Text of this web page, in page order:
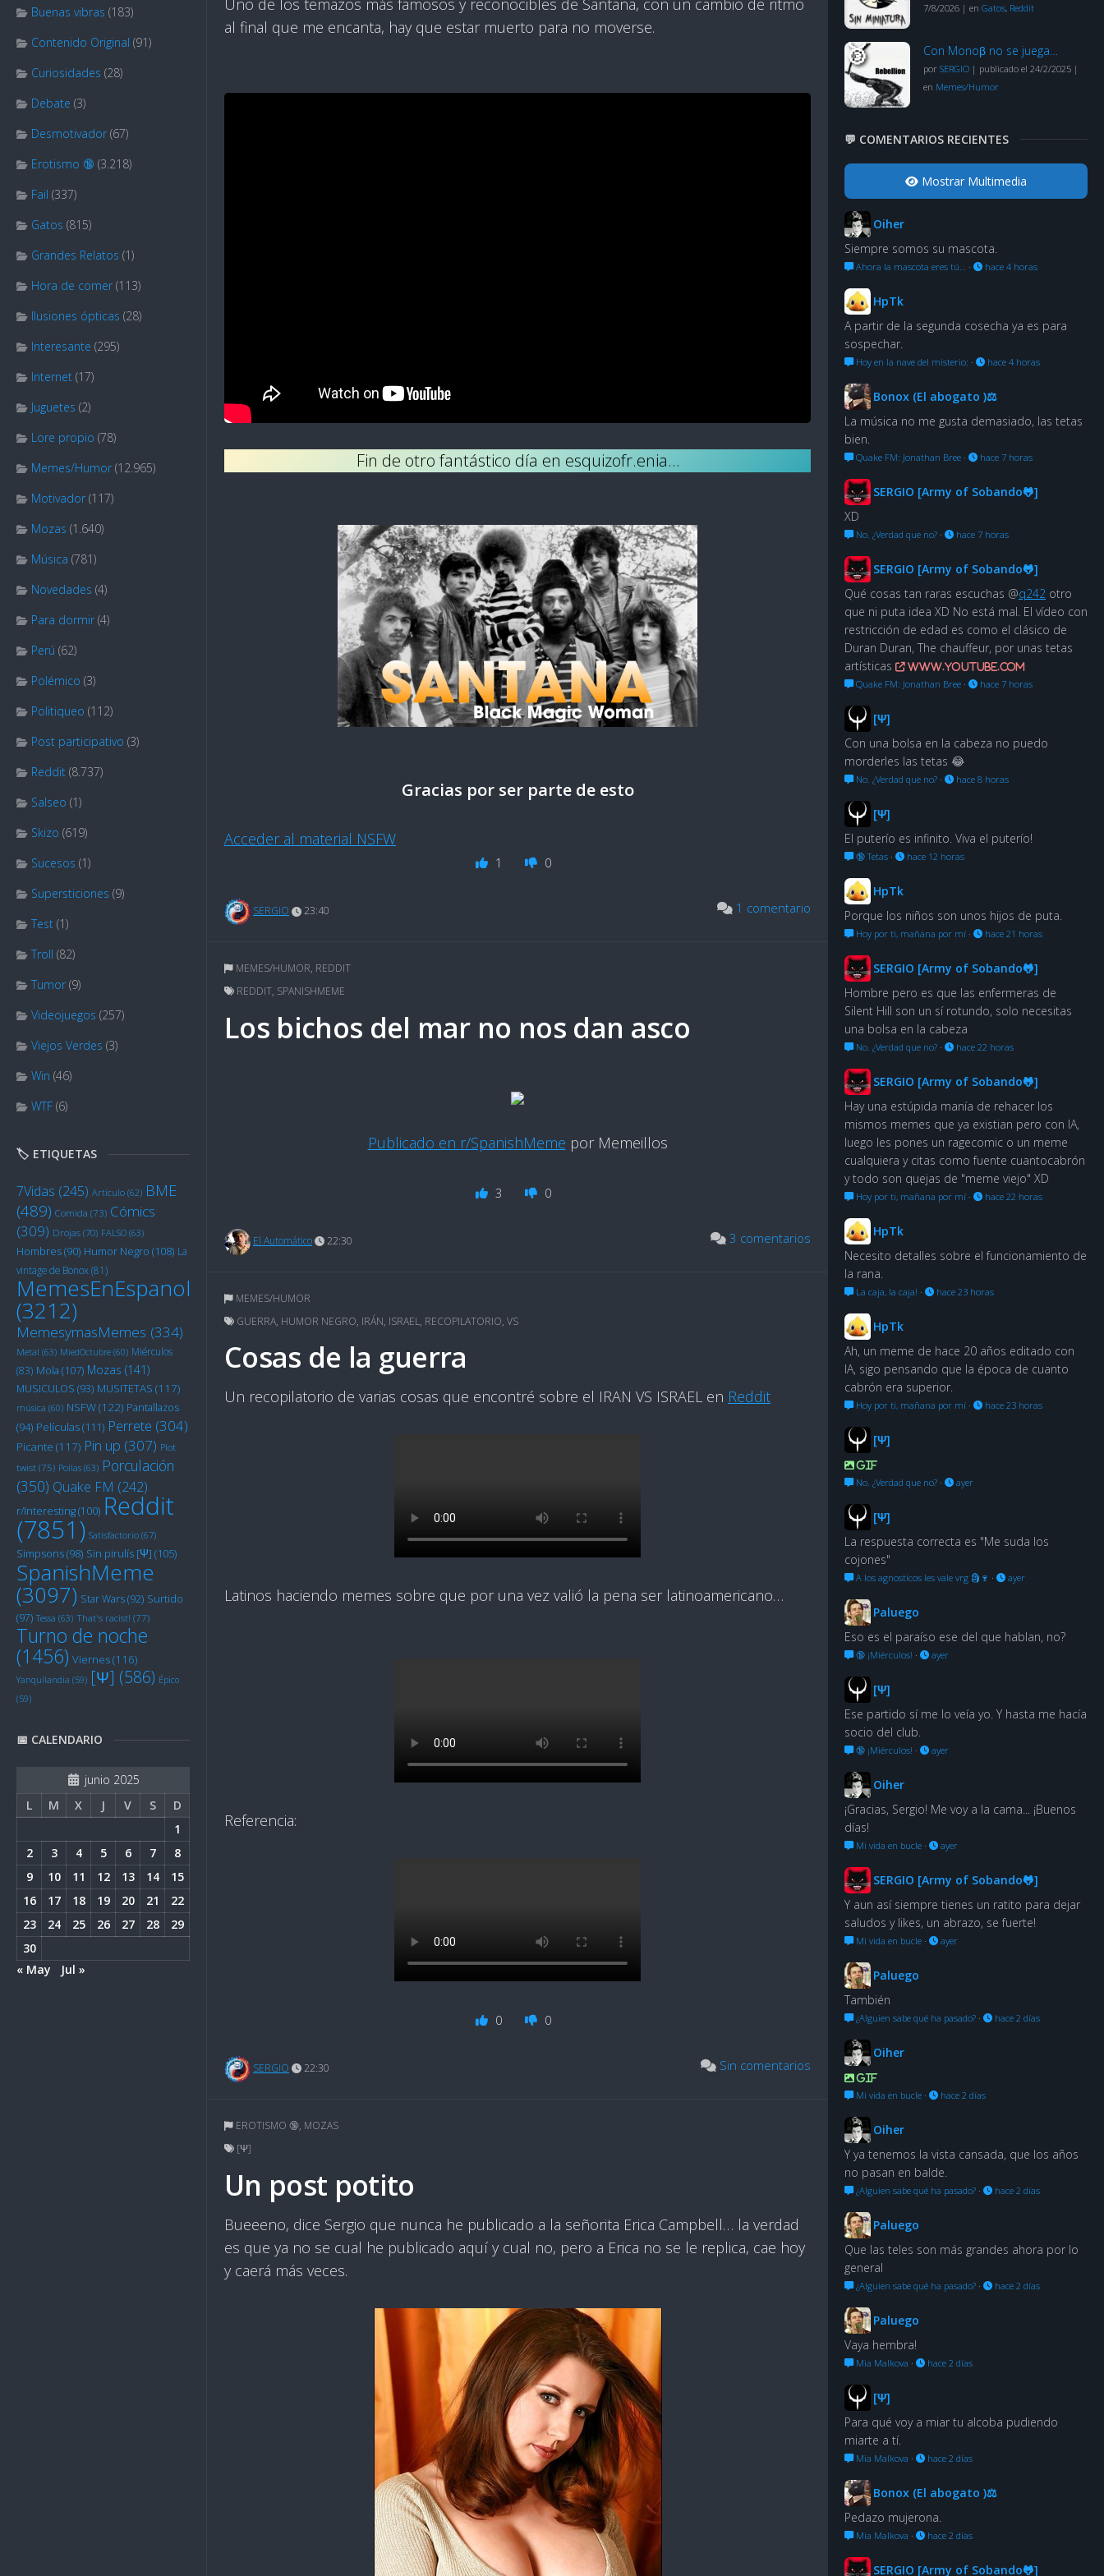
Buenas vibras (183)
Contenido Original (91)
Curiosidades (28)
Debate (3)
Desmotivador (67)
Erotismo 🔞 (3.218)
Fail (337)
Gatos (815)
Grandes Relatos (1)
Hora de comer (113)
Ilusiones ópticas (28)
Interesante (295)
Internet (17)
Juguetes (2)
Lore propio (78)
Memes/Humor (12.965)
Motivador (117)
Mozas (1.640)
Música (781)
Novedades (4)
Para dormir (4)
Perú (62)
Polémico (3)
Politiqueo (112)
Post participativo (3)
Reddit (8.737)
Salseo (1)
Skizo (619)
Sucesos (1)
Supersticiones (9)
Test (1)
Troll (82)
Tumor (9)
Videojuegos (257)
Viejos Verdes (3)
Win (46)
WTF (6)
🏷️ ETIQUETAS
7Vidas (245) Artículo (62) BME
(489) Comida (73) Cómics
(309) Drojas (70) FALSO (63)
Hombres(90) Humor Negro (108) La
vintage de Bonox(81)
MemesEnEspanol
(3212)
MemesymasMemes (334)
Metal (63) MiedOctubre (60) Miérculos
(83) Mola (107) Mozas (141)
MUSICULOS (93) MUSITETAS (117)
música (60) NSFW(122) Pantallazos
(94) Películas(111) Perrete (304)
Picante (117) Pin up (307) Plot
twist (75) Pollas (63) Porculación
(350) Quake FM (242)
r/Interesting(100) Reddit
(7851) Satisfactorio (67)
Simpsons(98) Sin pirulís [Ψ] (105)
SpanishMeme
(3097) Star Wars(92) Surtido
(97) Tessa (63) That's racist! (77)
Turno de noche
(1456) Viernes(116)
Yanquilandia (59) [Ψ] (586) Épico
(59)
📅 CALENDARIO
junio 2025
L
M X J V S
D
1
2
3 4 5 6 7
8
9
10 11 12 13 14
15
16
17 18 19 20 21
22
23
24 25 26 27 28
29
30
« May
Jul »
Uno de los temazos más famosos y reconocibles de Santana, con un cambio de ritmo
al final que me encanta, hay que estar muerto para no moverse.
Fin de otro fantástico día en esquizofr.enia…
Gracias por ser parte de esto
Acceder al material NSFW
1 0
SERGIO 23:40 1 comentario
MEMES/HUMOR, REDDIT
REDDIT, SPANISHMEME
Los bichos del mar no nos dan asco
Publicado en r/SpanishMeme por Memeillos
3 0
El Automático 22:30 3 comentarios
MEMES/HUMOR
GUERRA, HUMOR NEGRO, IRÁN, ISRAEL, RECOPILATORIO, VS
Cosas de la guerra
Un recopilatorio de varias cosas que encontré sobre el IRAN VS ISRAEL en Reddit
Latinos haciendo memes sobre que por una vez valió la pena ser latinoamericano…
Referencia:
0 0
SERGIO 22:30 Sin comentarios
EROTISMO 🔞, MOZAS
[Ψ]
Un post potito
Bueeeno, dice Sergio que nunca he publicado a la señorita Erica Campbell… la verdad
es que ya no se cual he publicado aquí y cual no, pero a Erica no se le replica, cae hoy
y caerá más veces.
7/8/2026 | en Gatos, Reddit
Con Monoβ no se juega…
por SERGIO | publicado el 24/2/2025 |
en Memes/Humor
💬 COMENTARIOS RECIENTES
Mostrar Multimedia
Oiher
Siempre somos su mascota.
Ahora la mascota eres tú… · hace 4 horas
HpTk
A partir de la segunda cosecha ya es para
sospechar.
Hoy en la nave del misterio: · hace 4 horas
Bonox (El abogato )⚖
La música no me gusta demasiado, las tetas
bien.
Quake FM: Jonathan Bree · hace 7 horas
SERGIO [Army of Sobando🐸]
XD
No. ¿Verdad que no? · hace 7 horas
SERGIO [Army of Sobando🐸]
Qué cosas tan raras escuchas @q242 otro
que ni puta idea XD No está mal. El vídeo con
restricción de edad es como el clásico de
Duran Duran, The chauffeur, por unas tetas
artísticas
www.youtube.com
Quake FM: Jonathan Bree · hace 7 horas
[Ψ]
Con una bolsa en la cabeza no puedo
morderles las tetas 😂
No. ¿Verdad que no? · hace 8 horas
[Ψ]
El puterío es infinito. Viva el puterío!
🔞 Tetas · hace 12 horas
HpTk
Porque los niños son unos hijos de puta.
Hoy por ti, mañana por mí · hace 21 horas
SERGIO [Army of Sobando🐸]
Hombre pero es que las enfermeras de
Silent Hill son un sí rotundo, solo necesitas
una bolsa en la cabeza
No. ¿Verdad que no? · hace 22 horas
SERGIO [Army of Sobando🐸]
Hay una estúpida manía de rehacer los
mismos memes que ya existian pero con IA,
luego les pones un ragecomic o un meme
cualquiera y citas como fuente cuantocabrón
y todo son quejas de "meme viejo" XD
Hoy por ti, mañana por mí · hace 22 horas
HpTk
Necesito detalles sobre el funcionamiento de
la rana.
La caja, la caja! · hace 23 horas
HpTk
Ah, un meme de hace 20 años editado con
IA, sigo pensando que la época de cuanto
cabrón era superior.
Hoy por ti, mañana por mí · hace 23 horas
[Ψ]
GIF
No. ¿Verdad que no? · ayer
[Ψ]
La respuesta correcta es "Me suda los
cojones"
A los agnosticos les vale vrg 🗿🍷 · ayer
Paluego
Eso es el paraíso ese del que hablan, no?
🔞 ¡Miérculos! · ayer
[Ψ]
Ese partido sí me lo veía yo. Y hasta me hacía
socio del club.
🔞 ¡Miérculos! · ayer
Oiher
¡Gracias, Sergio! Me voy a la cama... ¡Buenos
días!
Mi vida en bucle · ayer
SERGIO [Army of Sobando🐸]
Y aun así siempre tienes un ratito para dejar
saludos y likes, un abrazo, se fuerte!
Mi vida en bucle · ayer
Paluego
También
¿Alguien sabe qué ha pasado? · hace 2 días
Oiher
GIF
Mi vida en bucle · hace 2 días
Oiher
Y ya tenemos la vista cansada, que los años
no pasan en balde.
¿Alguien sabe qué ha pasado? · hace 2 días
Paluego
Que las teles son más grandes ahora por lo
general
¿Alguien sabe qué ha pasado? · hace 2 días
Paluego
Vaya hembra!
Mia Malkova · hace 2 días
[Ψ]
Para qué voy a miar tu alcoba pudiendo
miarte a tí.
Mia Malkova · hace 2 días
Bonox (El abogato )⚖
Pedazo mujerona.
Mia Malkova · hace 2 días
SERGIO [Army of Sobando🐸]